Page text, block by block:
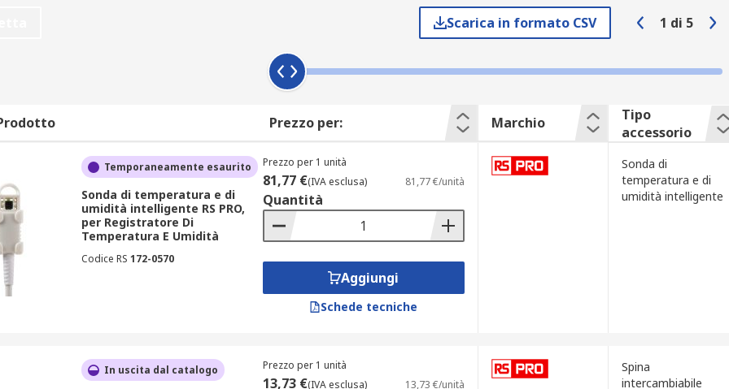
dei migliori marchi, tra cui batterie, cavi, custodie, raccoglitori di dati, gateway, alimentatori, sonde,
l'acquisizione dati.
hanno capacità di memorizzazione dati e uno o più sensori.
in base ai parametri che si desidera misurare in base all'applicazione.
intervalli e sono quindi memorizzate in un chip. Successivamente, vengono trasferite in
specificamente per essere utilizzati con registratori di dati, registratori grafici e sistemi di
Scarica in formato CSV 1 di 5
Prezzo per: Marchio
Tipo
accessorio
Temporaneamente esaurito
Sonda di temperatura e di
umidità intelligente RS PRO,
per Registratore Di
Temperatura E Umidità
Codice RS 172-0570
Prezzo per 1 unità
81,77 €(IVA esclusa) 81,77 €/unità
Quantità
Aggiungi
Schede tecniche
Sonda di
temperatura e di
umidità intelligente
In uscita dal catalogo Prezzo per 1 unità
13,73 €(IVA esclusa) 13,73 €/unità
Spina
intercambiabile